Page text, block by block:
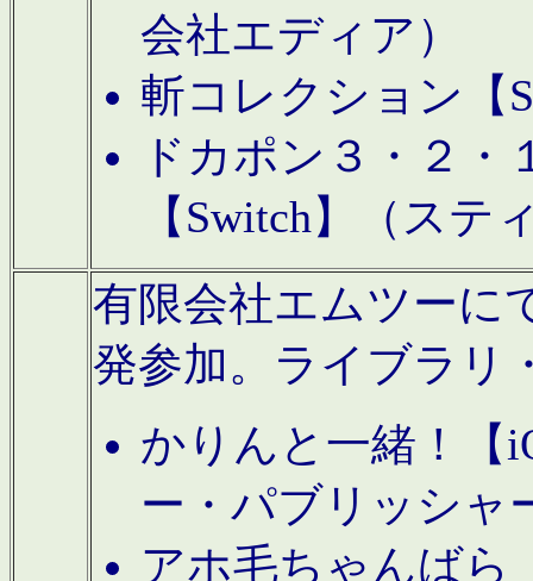
会社エディア）
斬コレクション【
ドカポン３・２
【Switch】（ステ
有限会社エムツーに
発参加。ライブラリ
かりんと一緒！【
ー・パブリッシャ
アホ毛ちゃんばら